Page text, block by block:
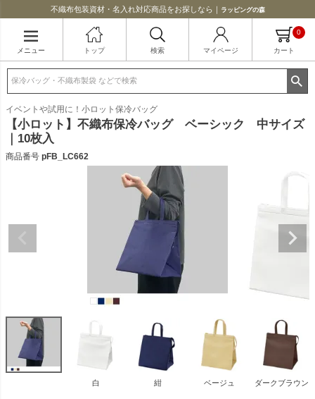
不織布包装資材・名入れ対応商品をお探しなら｜ ラッピングの森
メニュー トップ 検索 マイページ カート
0
イベントや試用に！小ロット保冷バッグ
【小ロット】不織布保冷バッグ ベーシック 中サイズ
｜10枚入
商品番号 pFB_LC662
白 紺 ベージュ ダークブラウン